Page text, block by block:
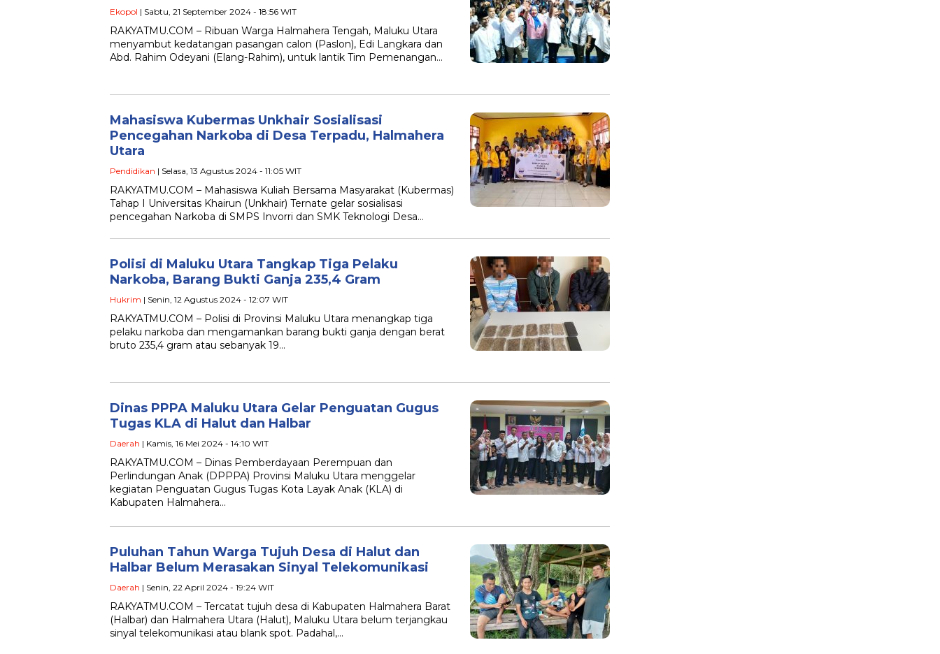
Ekopol | Sabtu, 21 September 2024 - 18:56 WIT
RAKYATMU.COM – Ribuan Warga Halmahera Tengah, Maluku Utara
menyambut kedatangan pasangan calon (Paslon), Edi Langkara dan
Abd. Rahim Odeyani (Elang-Rahim), untuk lantik Tim Pemenangan…
Mahasiswa Kubermas Unkhair Sosialisasi
Pencegahan Narkoba di Desa Terpadu, Halmahera
Utara
Pendidikan | Selasa, 13 Agustus 2024 - 11:05 WIT
RAKYATMU.COM – Mahasiswa Kuliah Bersama Masyarakat (Kubermas)
Tahap I Universitas Khairun (Unkhair) Ternate gelar sosialisasi
pencegahan Narkoba di SMPS Invorri dan SMK Teknologi Desa…
Polisi di Maluku Utara Tangkap Tiga Pelaku
Narkoba, Barang Bukti Ganja 235,4 Gram
Hukrim | Senin, 12 Agustus 2024 - 12:07 WIT
RAKYATMU.COM – Polisi di Provinsi Maluku Utara menangkap tiga
pelaku narkoba dan mengamankan barang bukti ganja dengan berat
bruto 235,4 gram atau sebanyak 19…
Dinas PPPA Maluku Utara Gelar Penguatan Gugus
Tugas KLA di Halut dan Halbar
Daerah | Kamis, 16 Mei 2024 - 14:10 WIT
RAKYATMU.COM – Dinas Pemberdayaan Perempuan dan
Perlindungan Anak (DPPPA) Provinsi Maluku Utara menggelar
kegiatan Penguatan Gugus Tugas Kota Layak Anak (KLA) di
Kabupaten Halmahera…
Puluhan Tahun Warga Tujuh Desa di Halut dan
Halbar Belum Merasakan Sinyal Telekomunikasi
Daerah | Senin, 22 April 2024 - 19:24 WIT
RAKYATMU.COM – Tercatat tujuh desa di Kabupaten Halmahera Barat
(Halbar) dan Halmahera Utara (Halut), Maluku Utara belum terjangkau
sinyal telekomunikasi atau blank spot. Padahal,…